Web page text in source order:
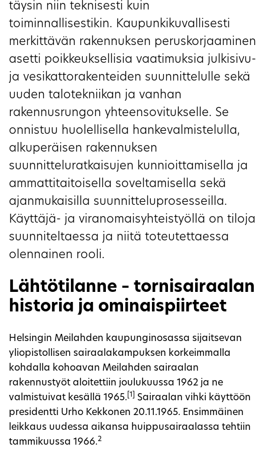
täysin niin teknisesti kuin
toiminnallisestikin. Kaupunkikuvallisesti
merkittävän rakennuksen peruskorjaaminen
asetti poikkeuksellisia vaatimuksia julkisivu-
ja vesikattorakenteiden suunnittelulle sekä
uuden talotekniikan ja vanhan
rakennusrungon yhteensovitukselle. Se
onnistuu huolellisella hankevalmistelulla,
alkuperäisen rakennuksen
suunnitteluratkaisujen kunnioittamisella ja
ammattitaitoisella soveltamisella sekä
ajanmukaisilla suunnitteluprosesseilla.
Käyttäjä- ja viranomaisyhteistyöllä on tiloja
suunniteltaessa ja niitä toteutettaessa
olennainen rooli.
Lähtötilanne – tornisairaalan
historia ja ominaispiirteet
Helsingin Meilahden kaupunginosassa sijaitsevan
yliopistollisen sairaalakampuksen korkeimmalla
kohdalla kohoavan Meilahden sairaalan
rakennustyöt aloitettiin joulukuussa 1962 ja ne
valmistuivat kesällä 1965. [1]
Sairaalan vihki käyttöön
presidentti Urho Kekkonen 20.11.1965. Ensimmäinen
leikkaus uudessa aikansa huippusairaalassa tehtiin
tammikuussa 1966.2